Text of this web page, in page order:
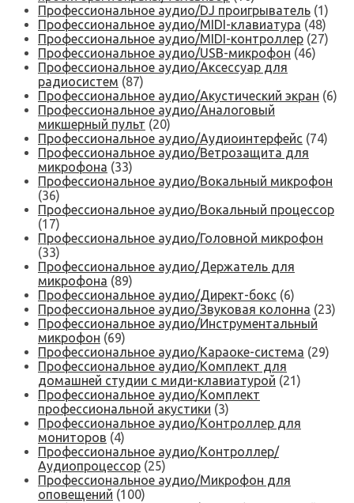
Профессиональное аудио/DJ проигрыватель (1)
Профессиональное аудио/MIDI-клавиатура (48)
Профессиональное аудио/MIDI-контроллер (27)
Профессиональное аудио/USB-микрофон (46)
Профессиональное аудио/Аксессуар для
радиосистем (87)
Профессиональное аудио/Акустический экран (6)
Профессиональное аудио/Аналоговый
микшерный пульт (20)
Профессиональное аудио/Аудиоинтерфейс (74)
Профессиональное аудио/Ветрозащита для
микрофона (33)
Профессиональное аудио/Вокальный микрофон
(36)
Профессиональное аудио/Вокальный процессор
(17)
Профессиональное аудио/Головной микрофон
(33)
Профессиональное аудио/Держатель для
микрофона (89)
Профессиональное аудио/Директ-бокс (6)
Профессиональное аудио/Звуковая колонна (23)
Профессиональное аудио/Инструментальный
микрофон (69)
Профессиональное аудио/Караоке-система (29)
Профессиональное аудио/Комплект для
домашней студии с миди-клавиатурой (21)
Профессиональное аудио/Комплект
профессиональной акустики (3)
Профессиональное аудио/Контроллер для
мониторов (4)
Профессиональное аудио/Контроллер/
Аудиопроцессор (25)
Профессиональное аудио/Микрофон для
оповещений (100)